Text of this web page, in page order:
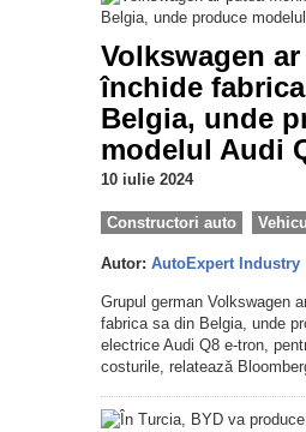
Volkswagen
închide
Belgia, unde
modelul Audi
10 iulie 2024
Constructori auto
Autor: AutoExpert Industry
Grupul german Volkswagen
fabrica sa din Belgia, unde
electrice Audi Q8 e-tron,
costurile, relatează